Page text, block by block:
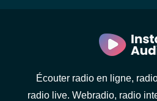
Écouter radio en ligne,
radio live. Webradio, radio